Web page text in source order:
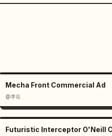
Mecha Front Commercial Ad
@李岳
Futuristic Interceptor O'Neill